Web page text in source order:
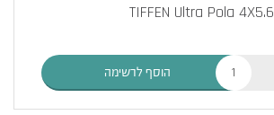
TIFFEN Ultra Pola 4X5.6
הוסף לרשימה